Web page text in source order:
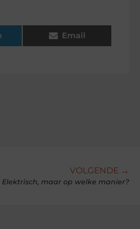
Email
VOLGENDE →
Elektrisch, maar op welke manier?